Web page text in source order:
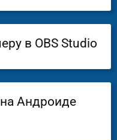
в OBS Studio
Андроиде